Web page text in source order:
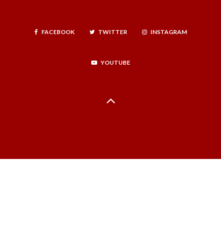
FACEBOOK TWITTER INSTAGRAM
YOUTUBE